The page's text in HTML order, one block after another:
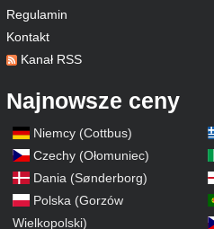
Regulamin
Kontakt
Kanał RSS
Najnowsze ceny
Niemcy (Cottbus)
Czechy (Ołomuniec)
Dania (Sønderborg)
Polska (Gorzów
Wielkopolski)